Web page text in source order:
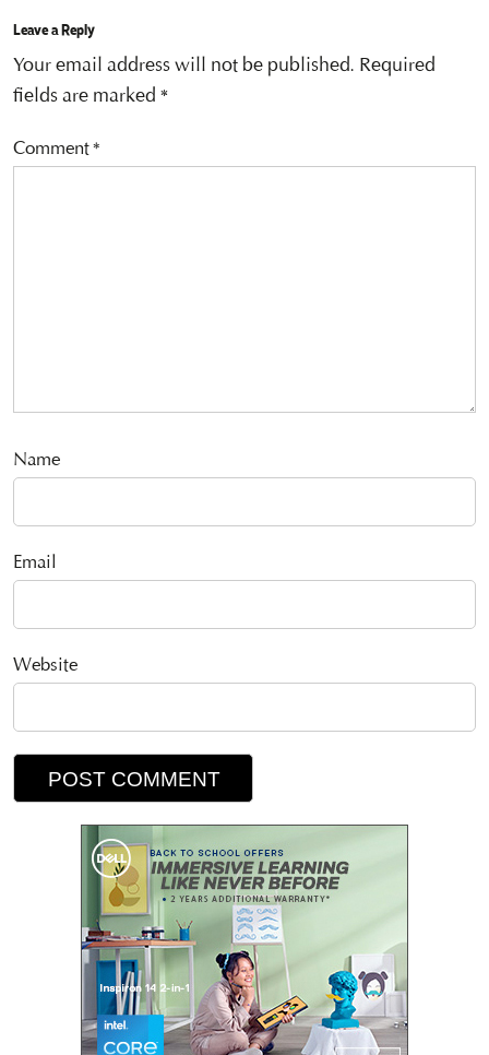
Leave a Reply
Your email address will not be published. Required
fields are marked *
Comment*
Name
Email
Website